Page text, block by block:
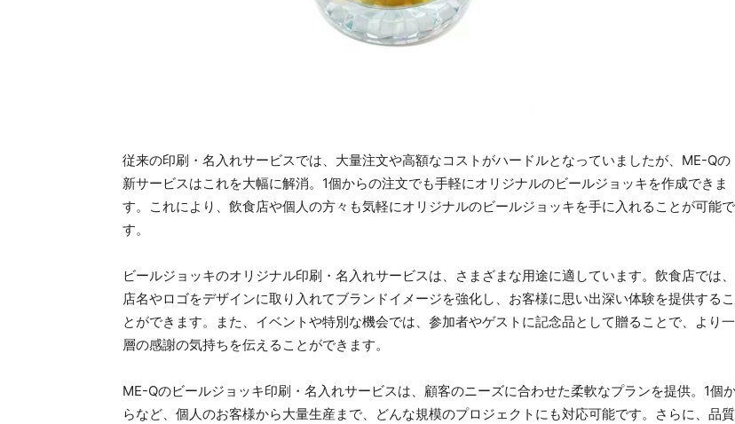
従来の印刷・名入れサービスでは、大量注文や高額なコストがハードルとなっていましたが、ME-Qの
新サービスはこれを大幅に解消。1個からの注文でも手軽にオリジナルのビールジョッキを作成できま
す。これにより、飲食店や個人の方々も気軽にオリジナルのビールジョッキを手に入れることが可能で
す。
ビールジョッキのオリジナル印刷・名入れサービスは、さまざまな用途に適しています。飲食店では、
店名やロゴをデザインに取り入れてブランドイメージを強化し、お客様に思い出深い体験を提供するこ
とができます。また、イベントや特別な機会では、参加者やゲストに記念品として贈ることで、より一
層の感謝の気持ちを伝えることができます。
ME-Qのビールジョッキ印刷・名入れサービスは、顧客のニーズに合わせた柔軟なプランを提供。1個
らなど、個人のお客様から大量生産まで、どんな規模のプロジェクトにも対応可能です。さらに、品質